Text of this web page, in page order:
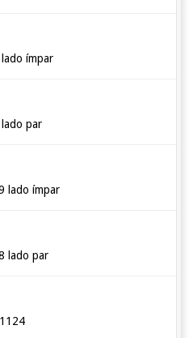
ímpar
par
lado ímpar
lado par